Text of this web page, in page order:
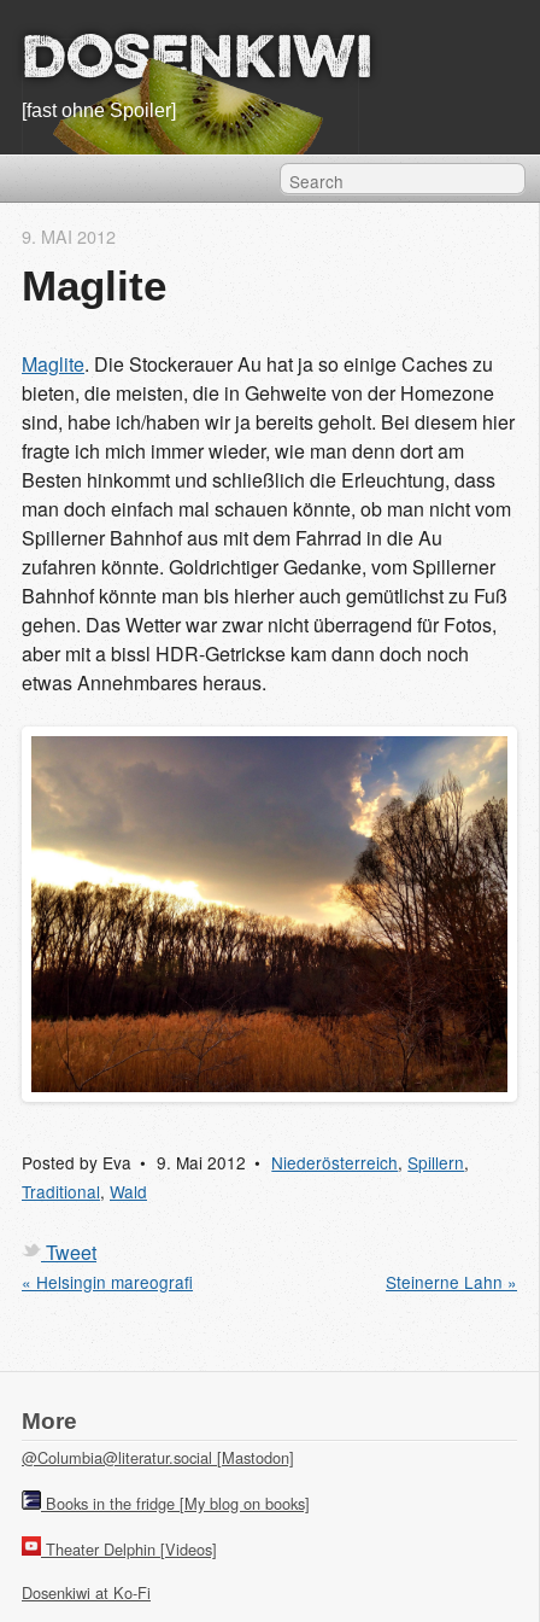
Dosenkiwi
[fast ohne Spoiler]
Maglite
9. MAI 2012
Maglite. Die Stockerauer Au hat ja so einige Caches zu
bieten, die meisten, die in Gehweite von der Homezone
sind, habe ich/haben wir ja bereits geholt. Bei diesem hier
fragte ich mich immer wieder, wie man denn dort am
Besten hinkommt und schließlich die Erleuchtung, dass
man doch einfach mal schauen könnte, ob man nicht vom
Spillerner Bahnhof aus mit dem Fahrrad in die Au
zufahren könnte. Goldrichtiger Gedanke, vom Spillerner
Bahnhof könnte man bis hierher auch gemütlichst zu Fuß
gehen. Das Wetter war zwar nicht überragend für Fotos,
aber mit a bissl HDR-Getrickse kam dann doch noch
etwas Annehmbares heraus.
Posted by Eva 9. Mai 2012 Niederösterreich,Spillern,
Traditional, Wald
Tweet
« Helsingin mareografi Steinerne Lahn »
More
@Columbia@literatur.social [Mastodon]
Books in the fridge [My blog on books]
Theater Delphin [Videos]
Dosenkiwi at Ko-Fi